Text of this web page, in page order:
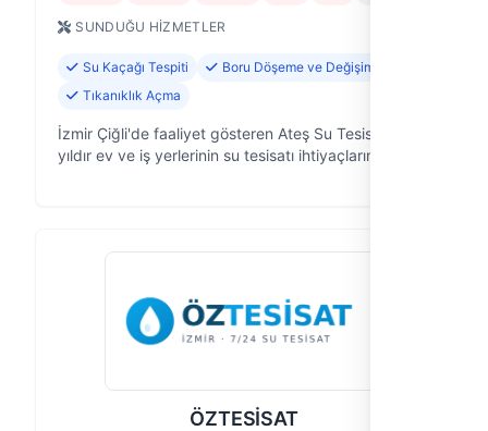
SUNDUĞU HIZMETLER
Su Kaçağı Tespiti
Boru Döşeme ve Değişimi
Tıkanıklık Açma
İzmir Çiğli'de faaliyet gösteren Ateş Su Tesisatı, 13
yıldır ev ve iş yerlerinin su tesisatı ihtiyaçlarına
ÖZTESİSAT